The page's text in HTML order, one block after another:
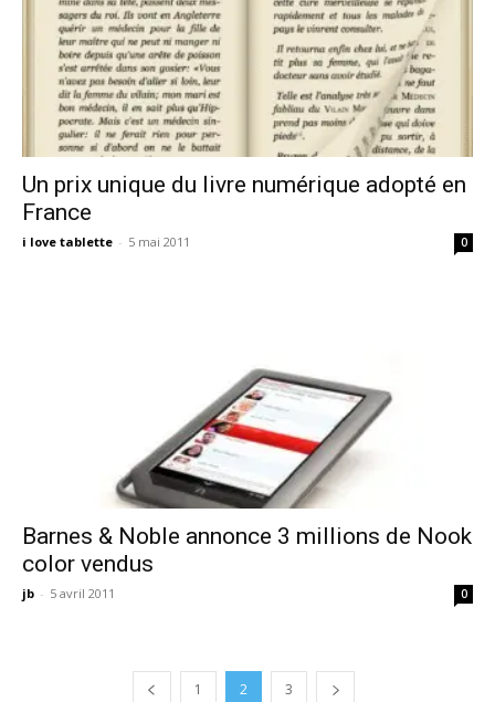
Un prix unique du livre numérique adopté en
France
i love tablette - 5 mai 2011 0
Barnes & Noble annonce 3 millions de Nook
color vendus
jb - 5 avril 2011 0
1 2 3